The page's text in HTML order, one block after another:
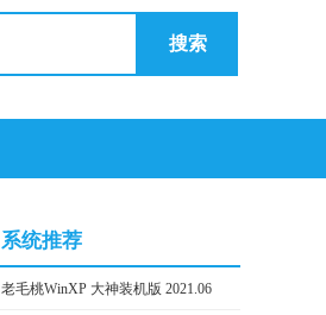
搜索
系统推荐
老毛桃WinXP 大神装机版 2021.06